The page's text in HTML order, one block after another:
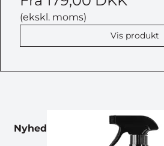
(ekskl. moms)
Vis produkt
Nyhed